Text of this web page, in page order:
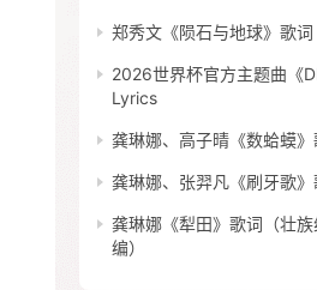
郑秀文《陨石与地球》歌词
2026世界杯官方主题曲《
Lyrics
龚琳娜、高子晴《数蛤蟆》
龚琳娜、张羿凡《刷牙歌》
龚琳娜《犁田》歌词（壮
编）